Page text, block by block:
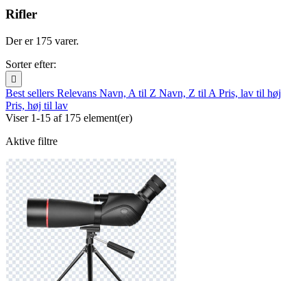
Rifler
Der er 175 varer.
Sorter efter:

Best sellers Relevans Navn, A til Z Navn, Z til A Pris, lav til høj
Pris, høj til lav
Viser 1-15 af 175 element(er)
Aktive filtre